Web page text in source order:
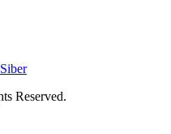
Reserved.